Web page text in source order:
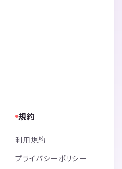
規約
利用規約
プライバシーポリシー